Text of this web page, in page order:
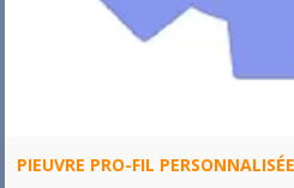
PIEUVRE PRO-FIL